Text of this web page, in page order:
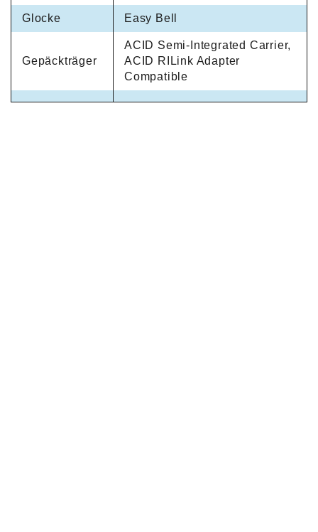
Glocke Easy Bell
Gepäckträger
ACID Semi-Integrated Carrier,
ACID RILink Adapter
Compatible